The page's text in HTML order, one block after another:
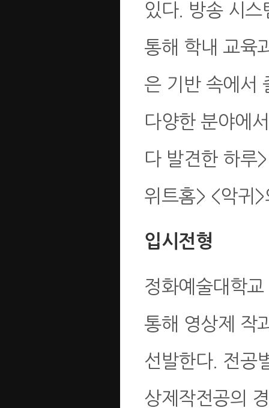
있다. 방송 시
통해 학내 교육
은 기반 속에서
다양한 분야에
다 발견한 하루
위트홈> <악귀
입시전형
정화예술대학
통해 영상제 작
선발한다. 전공
상제작전공의